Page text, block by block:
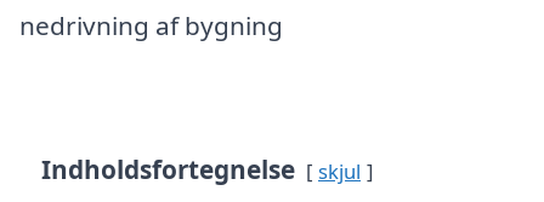
Indholdsfortegnelse skjul